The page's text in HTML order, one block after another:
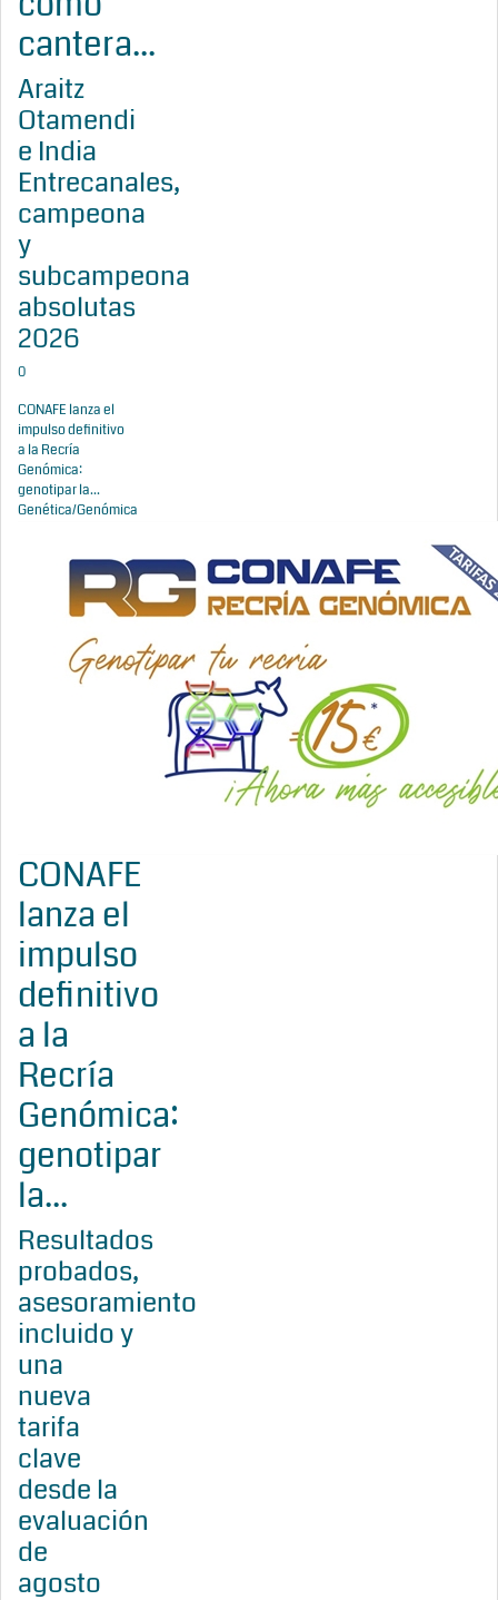
cantera...
Araitz
Otamendi
e India
Entrecanales,
campeona
y
subcampeona
absolutas
2026
0
CONAFE lanza el
impulso definitivo
a la Recría
Genómica:
genotipar la...
Genética/Genómica
CONAFE
lanza el
impulso
definitivo
a la
Recría
Genómica:
genotipar
la...
Resultados
probados,
asesoramiento
incluido y
una
nueva
tarifa
clave
desde la
evaluación
de
agosto